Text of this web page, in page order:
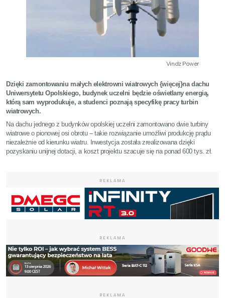
Vindz Power
Dzięki zamontowaniu małych elektrowni wiatrowych {więcej}na dachu
Uniwersytetu Opolskiego, budynek uczelni będzie oświetlany energią,
którą sam wyprodukuje, a studenci poznają specyfikę pracy turbin
wiatrowych.
Na dachu jednego z budynków opolskiej uczelni zamontowano dwie turbiny
wiatrowe o pionowej osi obrotu – takie rozwiązanie umożliwi produkcję prądu
niezależnie od kierunku wiatru. Inwestycja została zrealizowana dzięki
pozyskaniu unijnej dotacji, a koszt projektu szacuje się na ponad 600 tys. zł.
REKLAMA
REKLAMA
REKLAMA